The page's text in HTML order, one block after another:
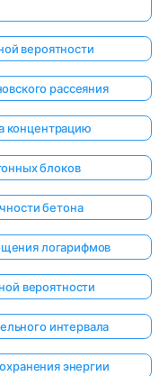
вероятности
рассеяния
концентрацию
блоков
бетона
логарифмов
вероятности
интервала
энергии